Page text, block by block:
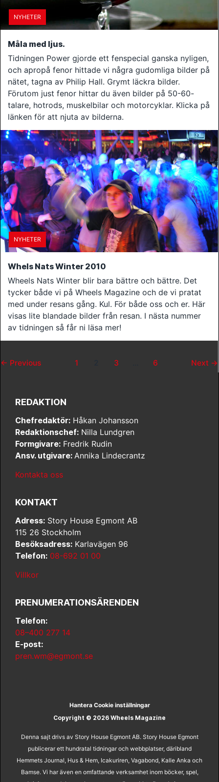
NYHETER
Måla med ljus.
Tidningen Power gjorde ett fenspecial ganska nyligen,
och apropå fenor hittade vi några gudomliga bilder på
nätet, tagna av Philip Hall. Grymt läckra bilder.
Förutom just fenor hittar du även bilder på 50-60-
talare, hotrods, muskelbilar och motorcyklar. Klicka på
länken för att njuta av bilderna.
NYHETER
Whels Nats Winter 2010
Wheels Nats Winter blir bara bättre och bättre. Det
tycker både vi på Wheels Magazine och de vi pratat
med under resans gång. Kul. För både oss och er. Här
visas lite blandade bilder från resan. I nästa nummer
av tidningen så får ni läsa mer!
← Previous 1 3 6 Next →
REDAKTION
Chefredaktör: Håkan Johansson
Redaktionschef: Nilla Lundgren
Formgivare: Fredrik Rudin
Ansv. utgivare: Annika Lindecrantz
Kontakta oss
KONTAKT
Adress: Story House Egmont AB
115 26 Stockholm
Besöksadress: Karlavägen 96
Telefon: 08-692 01 00
Villkor
PRENUMERATIONSÄRENDEN
Telefon:
08–400 277 14
E-post:
pren.wm@egmont.se
Hantera Cookie inställningar
Copyright © 2026 Wheels Magazine
Denna sajt drivs av Story House Egmont AB. Story House Egmont
publicerar ett hundratal tidningar och webbplatser, däribland
Hemmets Journal, Hus & Hem, Icakuriren, Vagabond, Kalle Anka och
Bamse. Vi har även en omfattande verksamhet inom böcker, spel,